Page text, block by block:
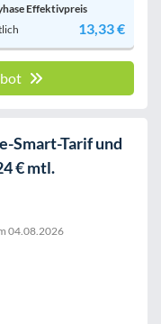
Effektivpreis
13,33 €
Smart-Tarif und
€ mtl.
04.08.2026